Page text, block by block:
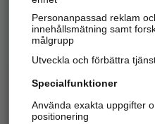
Hitta telefonnummer,
Kom
Personanpassad reklam
innehållsmätning samt
målgrupp
Utveckla och förbättra
Specialfunktioner
Använda exakta uppgifter
positionering